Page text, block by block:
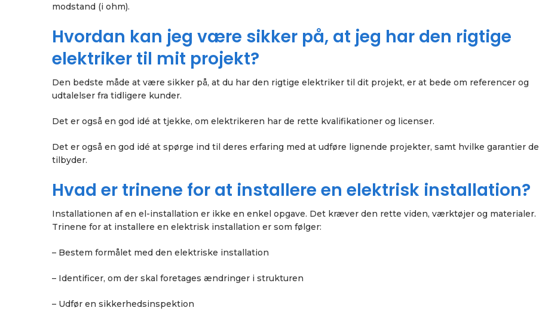
modstand (i ohm).
Hvordan kan jeg være sikker på, at jeg har den rigtige
elektriker til mit projekt?
Den bedste måde at være sikker på, at du har den rigtige elektriker til dit projekt, er at bede om referencer og
udtalelser fra tidligere kunder.
Det er også en god idé at tjekke, om elektrikeren har de rette kvalifikationer og licenser.
Det er også en god idé at spørge ind til deres erfaring med at udføre lignende projekter, samt hvilke garantier de
tilbyder.
Hvad er trinene for at installere en elektrisk installation?
Installationen af en el-installation er ikke en enkel opgave. Det kræver den rette viden, værktøjer og materialer.
Trinene for at installere en elektrisk installation er som følger:
– Bestem formålet med den elektriske installation
– Identificer, om der skal foretages ændringer i strukturen
– Udfør en sikkerhedsinspektion